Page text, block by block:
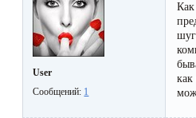
событием
Противопоказания
User
Сообщений: 1
как